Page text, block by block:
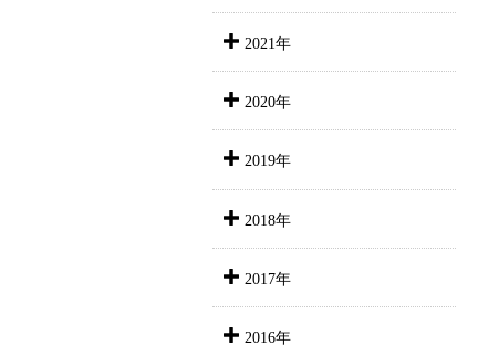
2021年
2020年
2019年
2018年
2017年
2016年